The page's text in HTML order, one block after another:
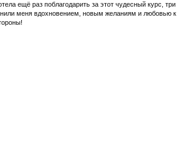
ещё раз поблагодарить за этот чудесный курс, три
меня вдохновением, новым желаниям и любовью к